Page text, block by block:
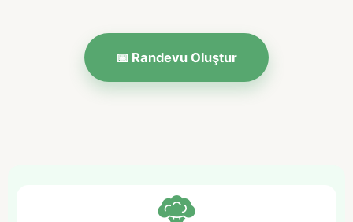
📅 Randevu Oluştur